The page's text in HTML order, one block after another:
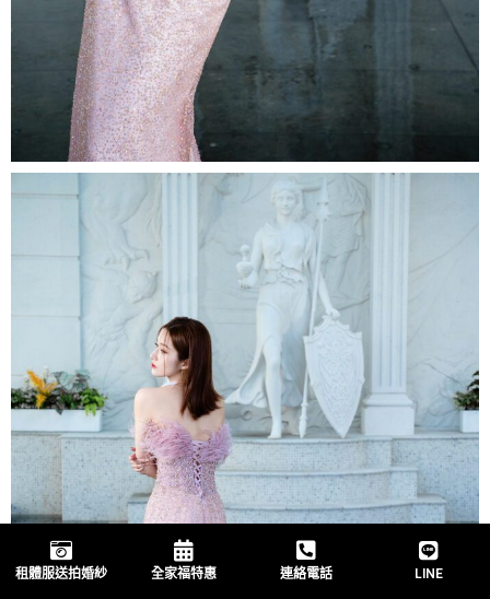
租體服送拍婚紗 全家福特惠 連絡電話 LINE